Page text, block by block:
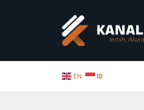
EN ID